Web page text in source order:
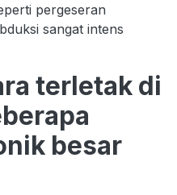
pergeseran
sangat intens
terletak di
besar